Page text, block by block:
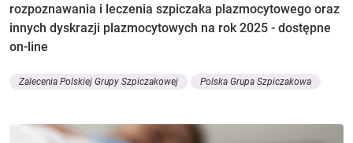
rozpoznawania i leczenia szpiczaka plazmocytowego oraz
innych dyskrazji plazmocytowych na rok 2025 - dostępne
on-line
Zalecenia Polskiej Grupy Szpiczakowej Polska Grupa Szpiczakowa